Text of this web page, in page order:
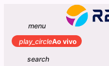
menu
play_circleAo vivo
search